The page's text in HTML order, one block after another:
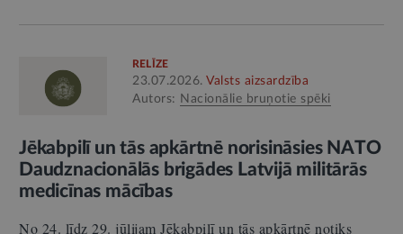
RELĪZE
23.07.2026. Valsts aizsardzība
Autors: Nacionālie bruņotie spēki
Jēkabpilī un tās apkārtnē norisināsies NATO
Daudznacionālās brigādes Latvijā militārās
medicīnas mācības
No 24. līdz 29. jūlijam Jēkabpilī un tās apkārtnē notiks